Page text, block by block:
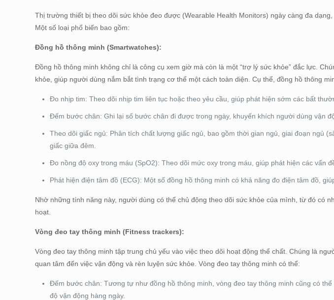
Thị trường thiết bị theo dõi sức khỏe đeo được (Wearable Health Monitors) ngày càng đa
Một số loại phổ biến bao gồm:
Đồng hồ thông minh (Smartwatches):
Đồng hồ thông minh không chỉ là công cụ xem giờ mà còn là một “trợ lý sức khỏe” đắc lực.
khỏe, giúp người dùng nắm bắt tình trạng cơ thể một cách toàn diện. Cụ thể, đồng hồ thông
Đo nhịp tim: Theo dõi nhịp tim liên tục hoặc theo yêu cầu, giúp phát hiện sớm các bất
Đếm bước chân: Ghi lại số bước chân đi được trong ngày, khuyến khích người dùng vận
Theo dõi giấc ngủ: Phân tích chất lượng giấc ngủ, bao gồm thời gian ngủ, giai đoạn ngủ
giấc giữa đêm.
Đo nồng độ oxy trong máu (SpO2): Theo dõi mức oxy trong máu, giúp phát hiện các vấn
Phát hiện điện tâm đồ (ECG): Một số đồng hồ thông minh có khả năng đo điện tâm đồ,
Nhờ những tính năng này, người dùng có thể chủ động theo dõi sức khỏe của mình, từ đó có
hoạt.
Vòng đeo tay thông minh (Fitness trackers):
Vòng đeo tay thông minh tập trung chủ yếu vào việc theo dõi hoạt động thể chất. Chúng là
quan tâm đến việc vận động và rèn luyện sức khỏe. Vòng đeo tay thông minh có thể:
Đếm bước chân: Tương tự như đồng hồ thông minh, vòng đeo tay thông minh cũng có
độ vận động hàng ngày.